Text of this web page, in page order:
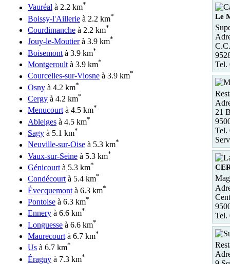
Vauréal à 2.2 km*
Boissy-l'Aillerie à 2.2 km*
Courdimanche à 2.2 km*
Jouy-le-Moutierà 3.9 km*
Boisemont à 3.9 km*
Montgeroult à 3.9 km*
Courcelles-sur-Viosne à 3.9 km*
Osny à 4.2 km*
Cergy à 4.2 km*
Menucourtà 4.5 km*
Ableiges à 4.5 km*
Sagy à 5.1 km*
Neuville-sur-Oise à 5.3 km*
Vaux-sur-Seine à 5.3 km*
Génicourt à 5.3 km*
Condécourtà 5.4 km*
Évecquemont à 6.3 km*
Pontoise à 6.3 km*
Ennery à 6.6 km*
Longuesse à 6.6 km*
Maurecourt à 6.7 km*
Us à 6.7 km*
Éragny à 7.3 km*
Le
Tel.
21
Tel.
Tel.